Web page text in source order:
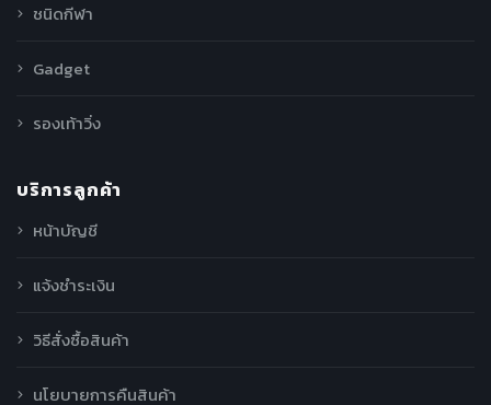
ชนิดกีฬา
Gadget
รองเท้าวิ่ง
บริการลูกค้า
หน้าบัญชี
แจ้งชำระเงิน
วิธีสั่งซื้อสินค้า
นโยบายการคืนสินค้า